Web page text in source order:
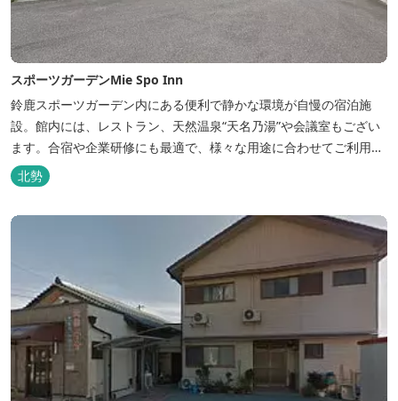
スポーツガーデンMie Spo Inn
鈴鹿スポーツガーデン内にある便利で静かな環境が自慢の宿泊施
設。館内には、レストラン、天然温泉“天名乃湯”や会議室もござい
ます。合宿や企業研修にも最適で、様々な用途に合わせてご利用頂
けます。
北勢